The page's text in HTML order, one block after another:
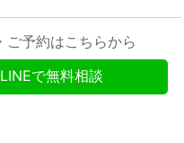
ご予約はこちらから
LINEで無料相談